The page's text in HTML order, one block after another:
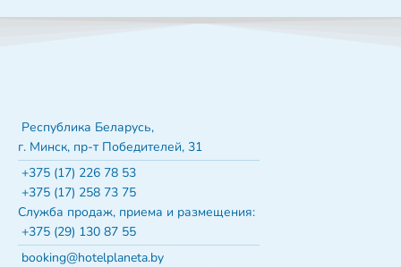
Республика Беларусь,
г. Минск, пр-т Победителей, 31
+375 (17) 226 78 53
+375 (17) 258 73 75
Служба продаж, приема и размещения:
+375 (29) 130 87 55
booking@hotelplaneta.by